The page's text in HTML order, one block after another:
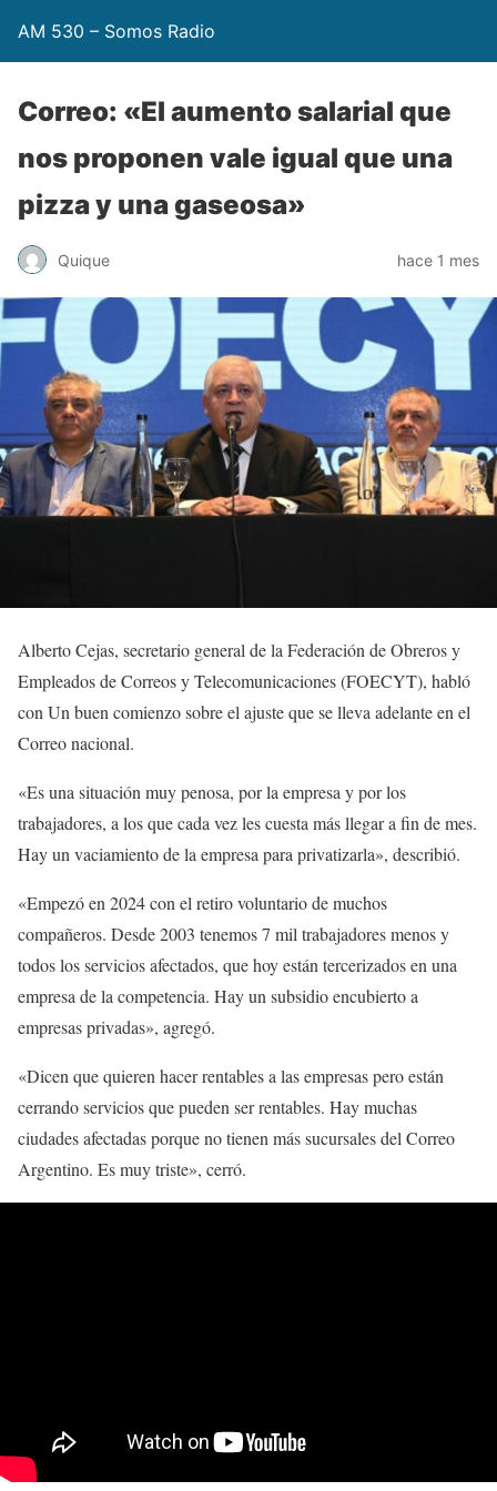
AM 530 – Somos Radio
Correo: «El aumento salarial que
nos proponen vale igual que una
pizza y una gaseosa»
Quique hace 1 mes
Alberto Cejas, secretario general de la Federación de Obreros y
Empleados de Correos y Telecomunicaciones (FOECYT), habló
con Un buen comienzo sobre el ajuste que se lleva adelante en el
Correo nacional.
«Es una situación muy penosa, por la empresa y por los
trabajadores, a los que cada vez les cuesta más llegar a fin de mes.
Hay un vaciamiento de la empresa para privatizarla», describió.
«Empezó en 2024 con el retiro voluntario de muchos
compañeros. Desde 2003 tenemos 7 mil trabajadores menos y
todos los servicios afectados, que hoy están tercerizados en una
empresa de la competencia. Hay un subsidio encubierto a
empresas privadas», agregó.
«Dicen que quieren hacer rentables a las empresas pero están
cerrando servicios que pueden ser rentables. Hay muchas
ciudades afectadas porque no tienen más sucursales del Correo
Argentino. Es muy triste», cerró.